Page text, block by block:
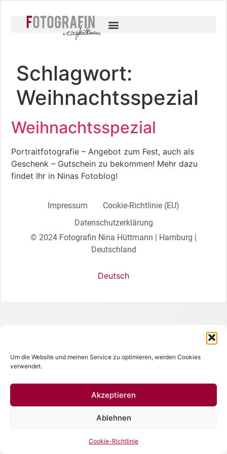
Um die Website und meinen Service zu optimieren, werden Cookies
verwendet.
Akzeptieren
Ablehnen
Cookie-Richtlinie
Schlagwort:
Weihnachtsspezial
Weihnachtsspezial
Portraitfotografie – Angebot zum Fest, auch als
Geschenk – Gutschein zu bekommen! Mehr dazu
findet Ihr in Ninas Fotoblog!
Impressum
Cookie-Richtlinie (EU)
Datenschutzerklärung
© 2024 Fotografin Nina Hüttmann | Hamburg |
Deutschland
Deutsch